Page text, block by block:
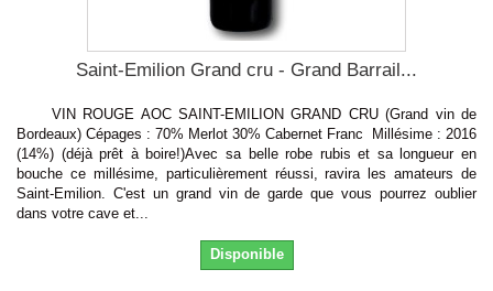
Saint-Emilion Grand cru - Grand Barrail...
VIN ROUGE AOC SAINT-EMILION GRAND CRU (Grand vin de
Bordeaux) Cépages : 70% Merlot 30% Cabernet Franc Millésime : 2016
(14%) (déjà prêt à boire!)Avec sa belle robe rubis et sa longueur en
bouche ce millésime, particulièrement réussi, ravira les amateurs de
Saint-Emilion. C'est un grand vin de garde que vous pourrez oublier
dans votre cave et...
Disponible